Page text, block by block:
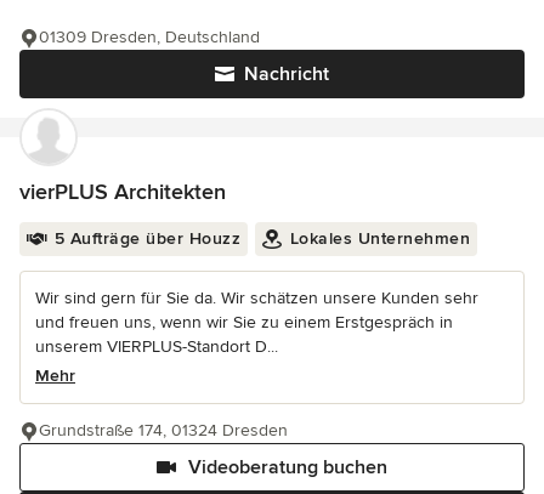
Nachricht
01309 Dresden, Deutschland
vierPLUS Architekten
5 Aufträge über Houzz Lokales Unternehmen
Wir sind gern für Sie da. Wir schätzen unsere Kunden sehr
und freuen uns, wenn wir Sie zu einem Erstgespräch in
unserem VIERPLUS-Standort D...
Mehr
Videoberatung buchen
Grundstraße 174, 01324 Dresden